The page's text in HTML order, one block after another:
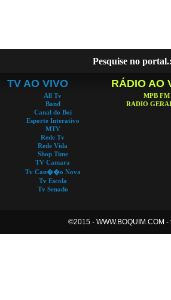
Pesquise no
TV AO VIVO RÁDIO AO
All Tv
Band
Canal do Boi
Esporte Interativo
MTV
Rede Tv
Rede Vida
Shop Time
TV Camara
Tv Can��o Nova
Tv Escola
Tv Senado
MPB FM
RADIO
©2015 - WWW.BOQUIM.COM